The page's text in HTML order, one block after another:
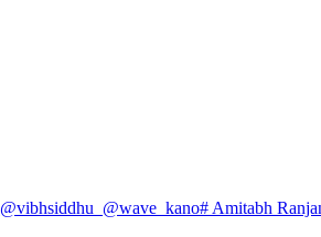
@vibhsiddhu_ @wave_kano# Amitabh